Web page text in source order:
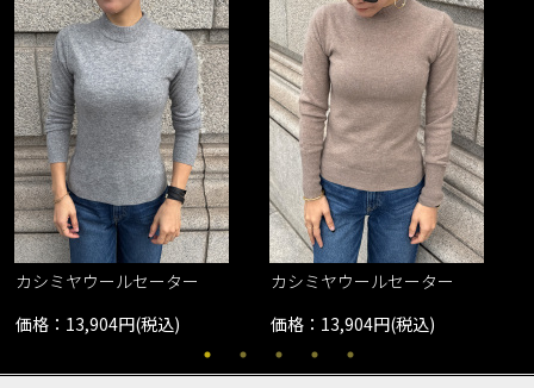
カシミヤウールセーター
価格：13,904円(税込)
カシミヤウールセーター
価格：13,904円(税込)